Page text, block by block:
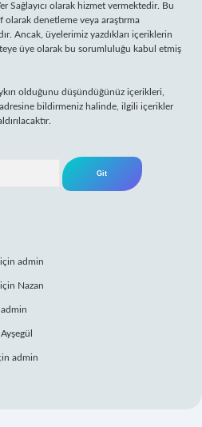
Sağlayıcı olarak hizmet vermektedir. Bu
denetleme veya araştırma
Ancak, üyelerimiz yazdıkları içeriklerin
üye olarak bu sorumluluğu kabul etmiş
olduğunu düşündüğünüz içerikleri,
adresine bildirmeniz halinde, ilgili içerikler
admin
Nazan
admin
Ayşegül
admin